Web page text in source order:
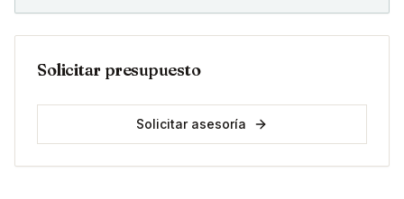
Solicitar presupuesto
Solicitar asesoría